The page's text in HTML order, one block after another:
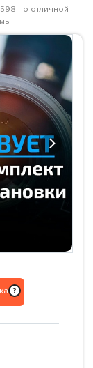
по отличной
Next
?